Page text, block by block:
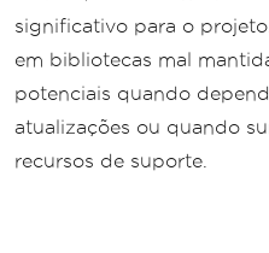
significativo para o
em bibliotecas mal
potenciais quando
atualizações ou quando
recursos de suporte.